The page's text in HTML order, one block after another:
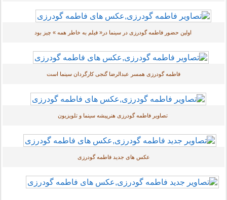
اولین حضور فاطمه گودرزی در سینما در« فیلم به خاطر همه » چیز بود
فاطمه گودرزی همسر عبدالرضا گنجی کارگردان سینما است
تصاویر فاطمه گودرزی هنرپیشه سینما و تلویزیون
عکس های جدید فاطمه گودرزی